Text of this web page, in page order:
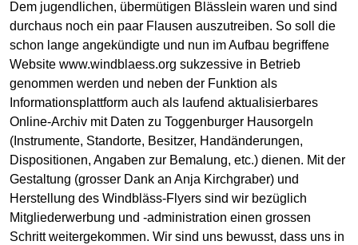
Dem jugendlichen, übermütigen Blässlein waren und sind
durchaus noch ein paar Flausen auszutreiben. So soll die
schon lange angekündigte und nun im Aufbau begriffene
Website www.windblaess.org sukzessive in Betrieb
genommen werden und neben der Funktion als
Informationsplattform auch als laufend aktualisierbares
Online-Archiv mit Daten zu Toggenburger Hausorgeln
(Instrumente, Standorte, Besitzer, Handänderungen,
Dispositionen, Angaben zur Bemalung, etc.) dienen. Mit der
Gestaltung (grosser Dank an Anja Kirchgraber) und
Herstellung des Windbläss-Flyers sind wir bezüglich
Mitgliederwerbung und -administration einen grossen
Schritt weitergekommen. Wir sind uns bewusst, dass uns in